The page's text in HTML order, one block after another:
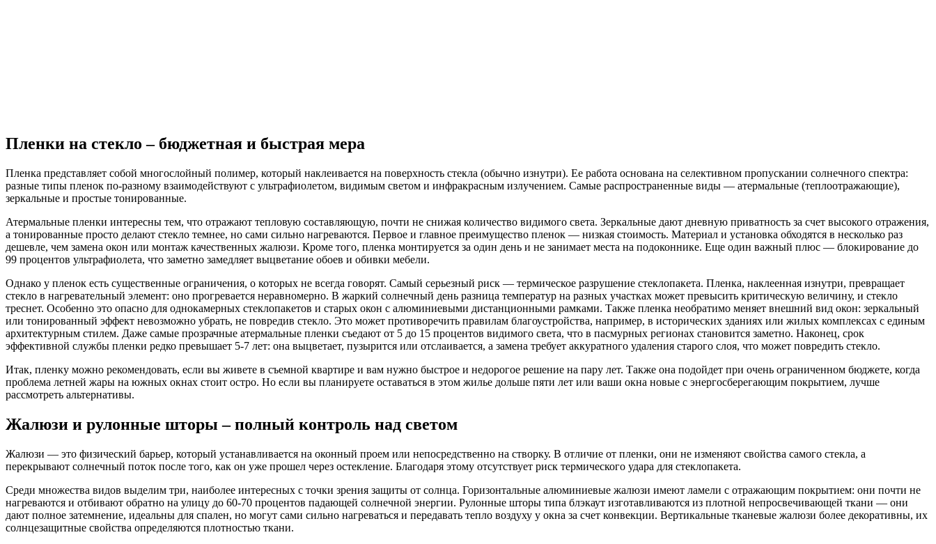
Пленки на стекло – бюджетная и быстрая мера
Пленка представляет собой многослойный полимер, который наклеивается на поверхность стекла (обычно изнутри). Ее работа основана на селективном пропускании солнечного спектра:
разные типы пленок по‑разному взаимодействуют с ультрафиолетом, видимым светом и инфракрасным излучением. Самые распространенные виды — атермальные (теплоотражающие),
зеркальные и простые тонированные.
Атермальные пленки интересны тем, что отражают тепловую составляющую, почти не снижая количество видимого света. Зеркальные дают дневную приватность за счет высокого отражения,
а тонированные просто делают стекло темнее, но сами сильно нагреваются. Первое и главное преимущество пленок — низкая стоимость. Материал и установка обходятся в несколько раз
дешевле, чем замена окон или монтаж качественных жалюзи. Кроме того, пленка монтируется за один день и не занимает места на подоконнике. Еще один важный плюс — блокирование до
99 процентов ультрафиолета, что заметно замедляет выцветание обоев и обивки мебели.
Однако у пленок есть существенные ограничения, о которых не всегда говорят. Самый серьезный риск — термическое разрушение стеклопакета. Пленка, наклеенная изнутри, превращает
стекло в нагревательный элемент: оно прогревается неравномерно. В жаркий солнечный день разница температур на разных участках может превысить критическую величину, и стекло
треснет. Особенно это опасно для однокамерных стеклопакетов и старых окон с алюминиевыми дистанционными рамками. Также пленка необратимо меняет внешний вид окон: зеркальный
или тонированный эффект невозможно убрать, не повредив стекло. Это может противоречить правилам благоустройства, например, в исторических зданиях или жилых комплексах с единым
архитектурным стилем. Даже самые прозрачные атермальные пленки съедают от 5 до 15 процентов видимого света, что в пасмурных регионах становится заметно. Наконец, срок
эффективной службы пленки редко превышает 5-7 лет: она выцветает, пузырится или отслаивается, а замена требует аккуратного удаления старого слоя, что может повредить стекло.
Итак, пленку можно рекомендовать, если вы живете в съемной квартире и вам нужно быстрое и недорогое решение на пару лет. Также она подойдет при очень ограниченном бюджете, когда
проблема летней жары на южных окнах стоит остро. Но если вы планируете оставаться в этом жилье дольше пяти лет или ваши окна новые с энергосберегающим покрытием, лучше
рассмотреть альтернативы.
Жалюзи и рулонные шторы – полный контроль над светом
Жалюзи — это физический барьер, который устанавливается на оконный проем или непосредственно на створку. В отличие от пленки, они не изменяют свойства самого стекла, а
перекрывают солнечный поток после того, как он уже прошел через остекление. Благодаря этому отсутствует риск термического удара для стеклопакета.
Среди множества видов выделим три, наиболее интересных с точки зрения защиты от солнца. Горизонтальные алюминиевые жалюзи имеют ламели с отражающим покрытием: они почти не
нагреваются и отбивают обратно на улицу до 60-70 процентов падающей солнечной энергии. Рулонные шторы типа блэкаут изготавливаются из плотной непросвечивающей ткани — они
дают полное затемнение, идеальны для спален, но могут сами сильно нагреваться и передавать тепло воздуху у окна за счет конвекции. Вертикальные тканевые жалюзи более декоративны, их
солнцезащитные свойства определяются плотностью ткани.